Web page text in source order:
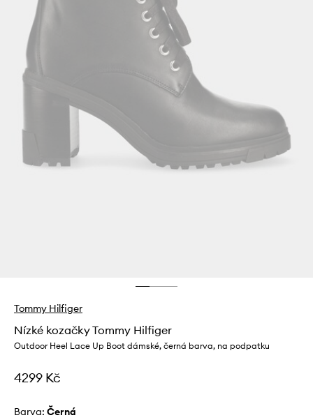
Tommy Hilfiger
Nízké kozačky Tommy Hilfiger
Outdoor Heel Lace Up Boot dámské, černá barva, na podpatku
4299 Kč
Barva: černá